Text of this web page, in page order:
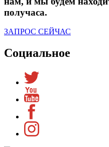
получаса.
ЗАПРОС СЕЙЧАС
Социальное